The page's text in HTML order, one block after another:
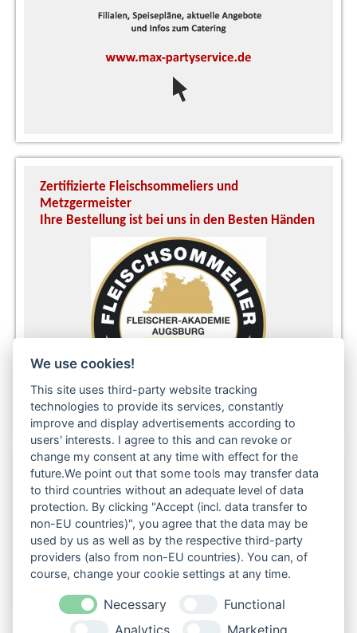
We use cookies!
This site uses third-party website tracking
technologies to provide its services, constantly
improve and display advertisements according to
users' interests. I agree to this and can revoke or
change my consent at any time with effect for the
future.We point out that some tools may transfer data
to third countries without an adequate level of data
protection. By clicking "Accept (incl. data transfer to
non-EU countries)", you agree that the data may be
used by us as well as by the respective third-party
providers (also from non-EU countries). You can, of
course, change your cookie settings at any time.
Necessary
Functional
Analytics
Marketing
Zertifizierte Fleischsommeliers und
Metzgermeister
Ihre Bestellung ist bei uns in den Besten Händen
Folgen Sie uns auch in den sozialen Netzwerken: